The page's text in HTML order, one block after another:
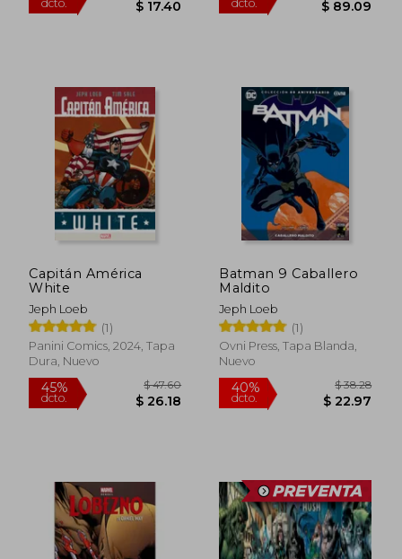
$ 27.58
45%
dcto. $ 17.40
45%
dcto.
$
$
Capitán América
White
Jeph Loeb
(1)
Panini Comics, 2024, Tapa
Dura, Nuevo
Batman 9 Caballero
Maldito
Jeph Loeb
(1)
Ovni Press, Tapa Blanda,
Nuevo